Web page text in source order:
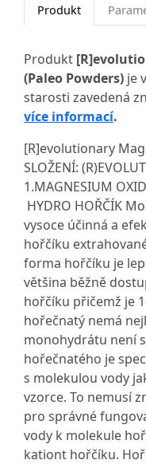
Produkt
Produkt
(Paleo Powders) je
starosti zavedená
více informací.
[R]evolutionary
SLOŽENÍ:
1.MAGNESIUM
HYDRO HOŘČÍK
vysoce účinná a
hořčíku
forma hořčíku je
většina běžně
hořčíku přičemž je
hořečnatý nemá
monohydrátu není
hořečnatého je
s molekulou vody
vzorce. To nemusí
pro správné
vody k molekule
kationt hořčíku.